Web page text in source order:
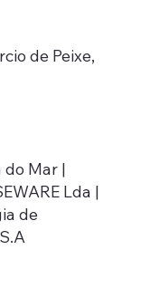
de Peixe,
Mar |
Lda |
de